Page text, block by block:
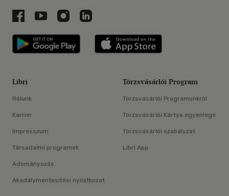
Libri a Facebookon
Libri a Youtube-on
Libri az Instagramon
Libri a LinkedInen
Libri applikáció Szerezd meg: Google
Libri
Rólunk
Karrier
Impresszum
Társadalmi programok
Adományozás
Akadálymentesítési nyilatkozat
Törzsvásárlói Program
Törzsvásárlói Programunkról
Törzsvásárlói Kártya egyenlege
Törzsvásárlói szabályzat
Libri App